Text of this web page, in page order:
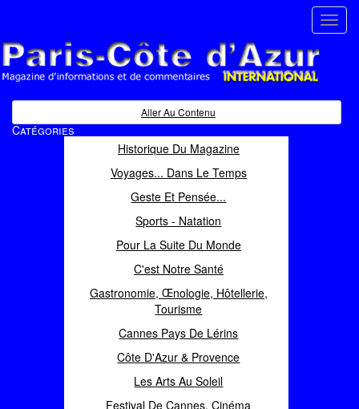
Magazine d'informations et de commentaires
Aller Au Contenu
Catégories
Historique Du Magazine
Voyages... Dans Le Temps
Geste Et Pensée...
Sports - Natation
Pour La Suite Du Monde
C'est Notre Santé
Gastronomie, Œnologie, Hôtellerie,
Tourisme
Cannes Pays De Lérins
Côte D'Azur & Provence
Les Arts Au Soleil
Festival De Cannes, Cinéma